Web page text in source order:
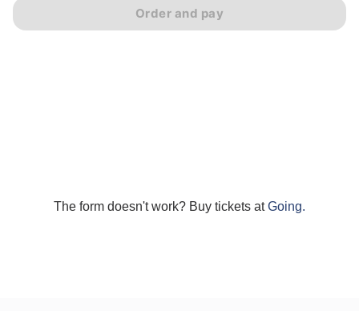
The form doesn't work? Buy tickets atGoing.